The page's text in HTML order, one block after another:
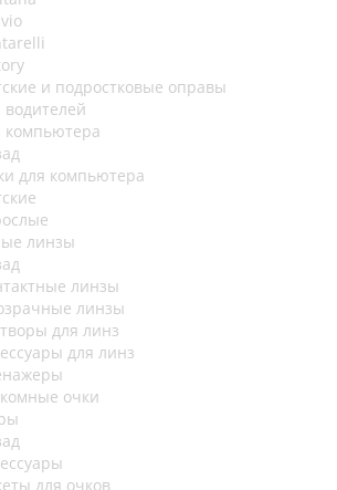
и подростковые оправы
компьютера
для компьютера
линзы
линзы
линзы
для линз
для линз
очки
для очков